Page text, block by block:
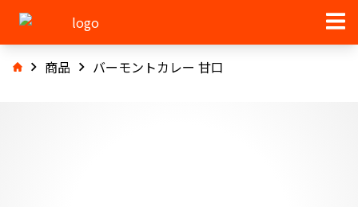
商品 バーモントカレー 甘口